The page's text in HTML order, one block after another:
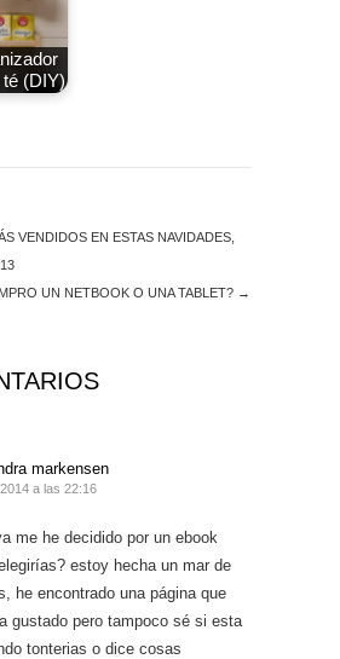
(DIY)
VENDIDOS EN ESTAS NAVIDADES,
UN NETBOOK O UNA TABLET? →
markensen
a las 22:16
me he decidido por un ebook
estoy hecha un mar de
he encontrado una página que
gustado pero tampoco sé si esta
tonterias o dice cosas